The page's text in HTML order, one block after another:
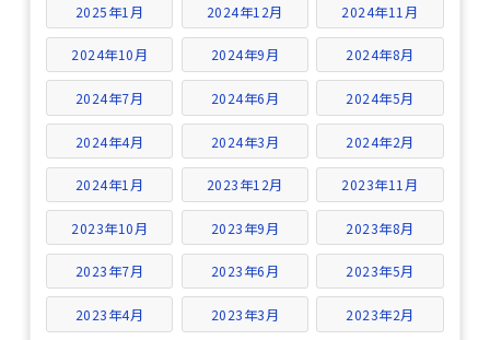
2025年1月 2024年12月 2024年11月
2024年10月 2024年9月 2024年8月
2024年7月 2024年6月 2024年5月
2024年4月 2024年3月 2024年2月
2024年1月 2023年12月 2023年11月
2023年10月 2023年9月 2023年8月
2023年7月 2023年6月 2023年5月
2023年4月 2023年3月 2023年2月